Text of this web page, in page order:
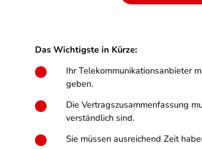
Das Wichtigste in Kürze:
Ihr Telekommunikationsanbieter
geben.
Die Vertragszusammenfassung
verständlich sind.
Sie müssen ausreichend Zeit